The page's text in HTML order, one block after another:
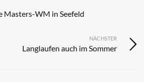
Masters-WM in Seefeld
NÄCHSTER
Langlaufen auch im Sommer